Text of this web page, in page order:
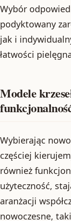
Wybór
podyktowany
jak i
łatwości
Modele
Wybierając
częściej
również
użyteczność,
aranżacji
nowoczesne,